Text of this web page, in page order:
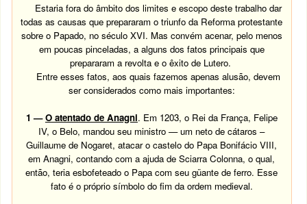
Estaria fora do âmbito dos limites e escopo deste trabalho dar
todas as causas que prepararam o triunfo da Reforma protestante
sobre o Papado, no século XVI. Mas convém acenar, pelo menos
em poucas pinceladas, a alguns dos fatos principais que
prepararam a revolta e o êxito de Lutero.
Entre esses fatos, aos quais fazemos apenas alusão, devem
ser considerados como mais importantes:
1 — O atentado de Anagni. Em 1203, o Rei da França, Felipe
IV, o Belo, mandou seu ministro — um neto de cátaros –
Guillaume de Nogaret, atacar o castelo do Papa Bonifácio VIII,
em Anagni, contando com a ajuda de Sciarra Colonna, o qual,
então, teria esbofeteado o Papa com seu güante de ferro. Esse
fato é o próprio símbolo do fim da ordem medieval.